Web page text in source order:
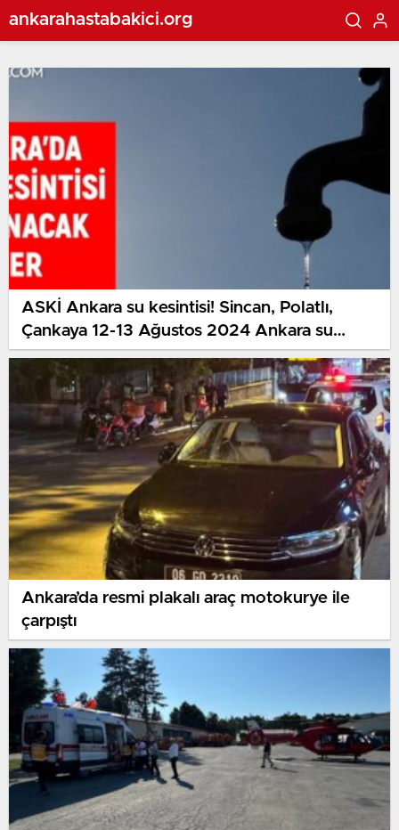
ankarahastabakici.org
ASKİ Ankara su kesintisi! Sincan, Polatlı,
Çankaya 12-13 Ağustos 2024 Ankara su
kesintisi listesi! Ankara’da sular ne vakit
gelecek?
Ankara’da resmi plakalı araç motokurye ile
çarpıştı